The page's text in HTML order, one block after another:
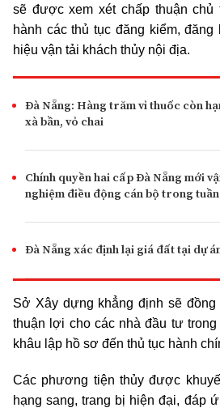
sẽ được xem xét chấp thuận
hành các thủ tục đăng kiểm,
hiệu vận tải khách thủy nội địa.
Đà Nẵng: Hàng trăm vỉ thuốc còn
xà bần, vỏ chai
Chính quyền hai cấp Đà Nẵng mới
nghiệm điều động cán bộ trong
Đà Nẵng xác định lại giá đất tại dự
Sở Xây dựng khẳng định sẽ
thuận lợi cho các nhà đầu tư
khâu lập hồ sơ đến thủ tục hành
Các phương tiện thủy được
hạng sang, trang bị hiện đại, đáp